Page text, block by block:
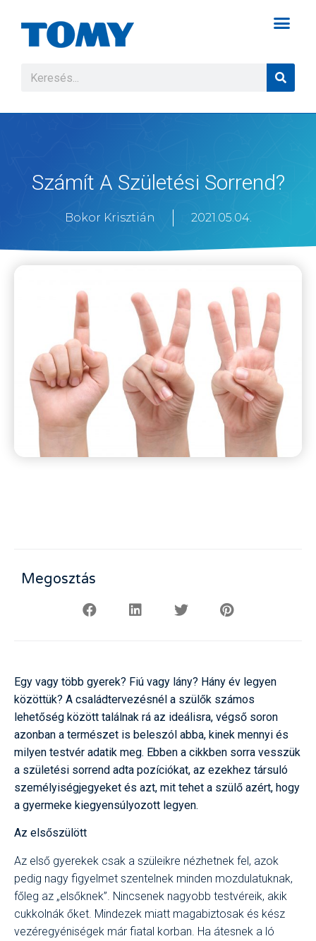
Számít A Születési Sorrend?
Bokor Krisztián 2021.05.04.
Megosztás
Egy vagy több gyerek? Fiú vagy lány? Hány év legyen
közöttük? A családtervezésnél a szülők számos
lehetőség között találnak rá az ideálisra, végső soron
azonban a természet is beleszól abba, kinek mennyi és
milyen testvér adatik meg. Ebben a cikkben sorra vesszük
a születési sorrend adta pozíciókat, az ezekhez társuló
személyiségjegyeket és azt, mit tehet a szülő azért, hogy
a gyermeke kiegyensúlyozott legyen.
Az elsőszülött
Az első gyerekek csak a szüleikre nézhetnek fel, azok
pedig nagy figyelmet szentelnek minden mozdulatuknak,
főleg az „elsőknek”. Nincsenek nagyobb testvéreik, akik
cukkolnák őket. Mindezek miatt magabiztosak és kész
vezéregyéniségek már fiatal korban. Ha átesnek a ló